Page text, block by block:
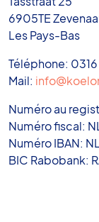
6905TE
Les Pays-Bas
Téléphone:
Mail:
Numéro au
Numéro fiscal:
Numéro IBAN:
BIC Rabobank: